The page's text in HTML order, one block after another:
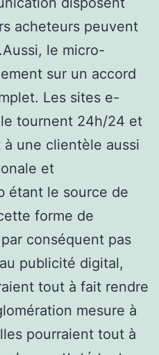
acheteurs peuvent
le micro-
sur un accord
Les sites e-
tournent 24h/24 et
à une clientèle aussi
et
étant le source de
forme de
conséquent pas
publicité digital,
tout à fait rendre
mesure à
pourraient tout à